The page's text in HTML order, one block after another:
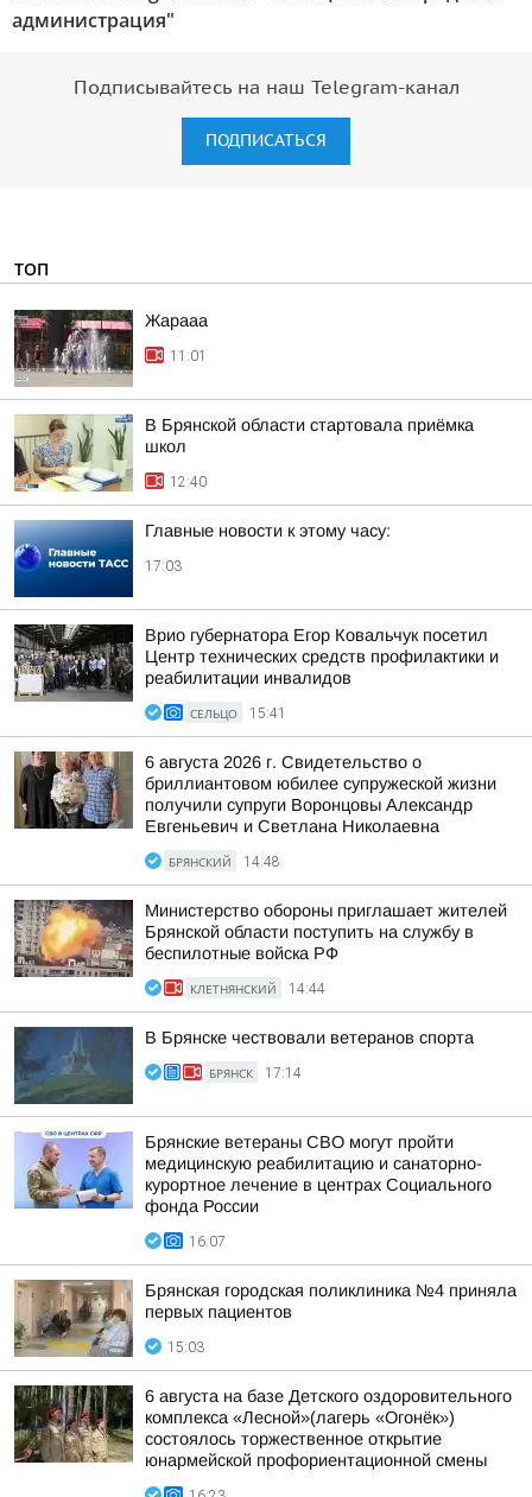
администрация"
Подписывайтесь на наш Telegram-канал
ПОДПИСАТЬСЯ
ТОП
Жарааа
11:01
В Брянской области стартовала приёмка
школ
12:40
Главные новости к этому часу:
17:03
Врио губернатора Егор Ковальчук посетил
Центр технических средств профилактики и
реабилитации инвалидов
СЕЛЬЦО 15:41
6 августа 2026 г. Свидетельство о
бриллиантовом юбилее супружеской жизни
получили супруги Воронцовы Александр
Евгеньевич и Светлана Николаевна
БРЯНСКИЙ 14:48
Министерство обороны приглашает жителей
Брянской области поступить на службу в
беспилотные войска РФ
КЛЕТНЯНСКИЙ 14:44
В Брянске чествовали ветеранов спорта
БРЯНСК 17:14
Брянские ветераны СВО могут пройти
медицинскую реабилитацию и санаторно-
курортное лечение в центрах Социального
фонда России
16:07
Брянская городская поликлиника №4 приняла
первых пациентов
15:03
6 августа на базе Детского оздоровительного
комплекса «Лесной»(лагерь «Огонёк»)
состоялось торжественное открытие
юнармейской профориентационной смены